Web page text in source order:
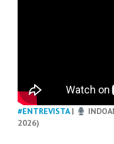
#ENTREVISTA|
2026)